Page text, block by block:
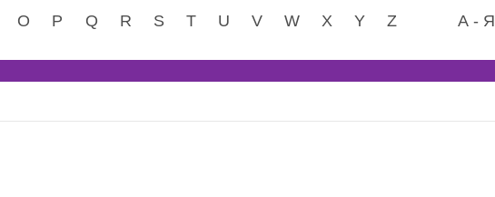
O P Q R S T U V W X Y Z А - Я